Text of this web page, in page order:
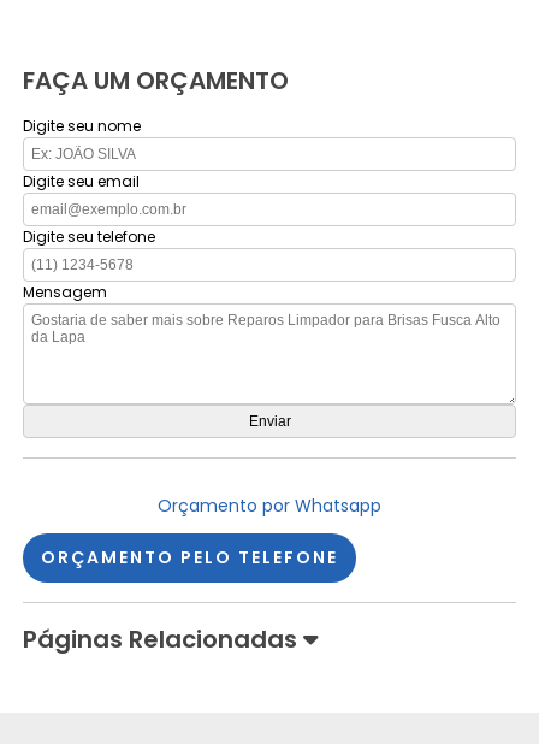
FAÇA UM ORÇAMENTO
Digite seu nome
Digite seu email
Digite seu telefone
Mensagem
Orçamento por Whatsapp
ORÇAMENTO PELO TELEFONE
Páginas Relacionadas